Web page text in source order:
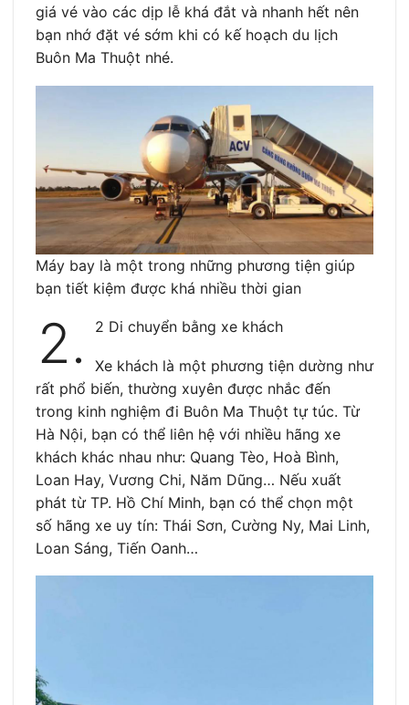
giá vé vào các dịp lễ khá đắt và nhanh hết nên
bạn nhớ đặt vé sớm khi có kế hoạch du lịch
Buôn Ma Thuột nhé.
Máy bay là một trong những phương tiện giúp
bạn tiết kiệm được khá nhiều thời gian
2. 2 Di chuyển bằng xe khách
Xe khách là một phương tiện dường như
rất phổ biến, thường xuyên được nhắc đến
trong kinh nghiệm đi Buôn Ma Thuột tự túc. Từ
Hà Nội, bạn có thể liên hệ với nhiều hãng xe
khách khác nhau như: Quang Tèo, Hoà Bình,
Loan Hay, Vương Chi, Năm Dũng… Nếu xuất
phát từ TP. Hồ Chí Minh, bạn có thể chọn một
số hãng xe uy tín: Thái Sơn, Cường Ny, Mai Linh,
Loan Sáng, Tiến Oanh…